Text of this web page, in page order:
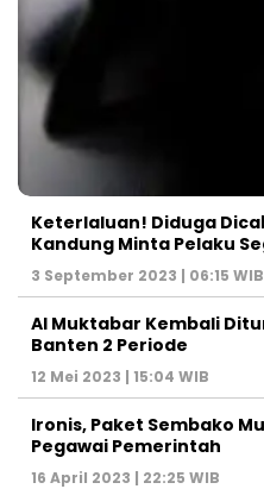
Keterlaluan! Diduga
Kandung Minta Pelaku
3 September 2023 | 06:15 WIB
Al Muktabar Kembali
Banten 2 Periode
12 Mei 2023 | 15:04 WIB
Ironis, Paket Sembako
Pegawai Pemerintah
16 April 2023 | 22:25 WIB